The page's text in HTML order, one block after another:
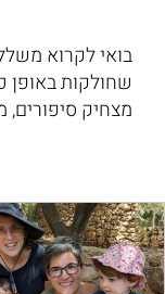
בואי לקרוא
שחולקות באופן
מצחיק סיפורים,